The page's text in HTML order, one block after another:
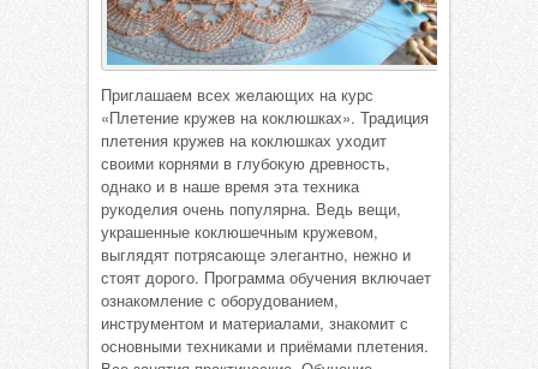
Приглашаем всех желающих на курс
«Плетение кружев на коклюшках». Традиция
плетения кружев на коклюшках уходит
своими корнями в глубокую древность,
однако и в наше время эта техника
рукоделия очень популярна. Ведь вещи,
украшенные коклюшечным кружевом,
выглядят потрясающе элегантно, нежно и
стоят дорого. Программа обучения включает
ознакомление с оборудованием,
инструментом и материалами, знакомит с
основными техниками и приёмами плетения.